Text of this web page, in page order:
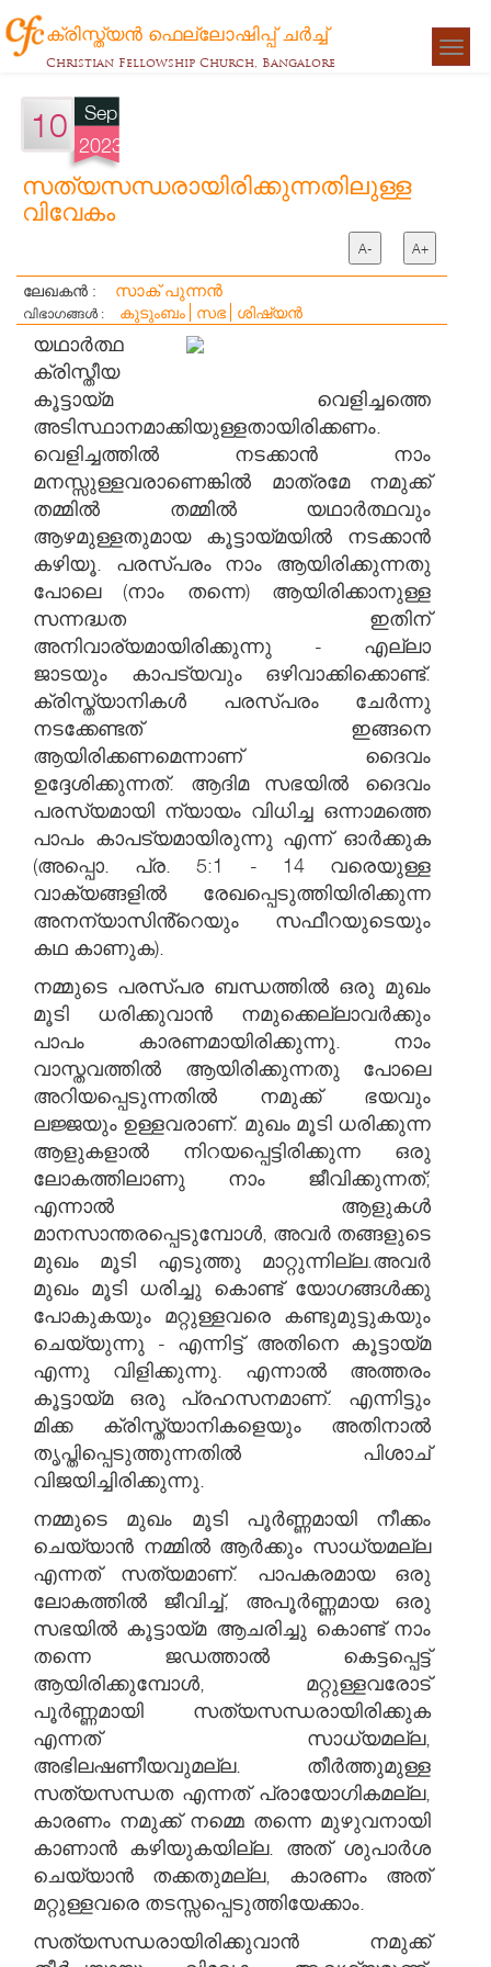
ക്രിസ്ത്യന്‍ ഫെല്ലോഷിപ്പ് ചര്‍ച്ച്
Christian Fellowship Church, Bangalore
10
Sep
2023
സത്യസന്ധരായിരിക്കുന്നതിലുള്ള
വിവേകം
A- A+
ലേഖകൻ : സാക് പുന്നൻ
വിഭാഗങ്ങൾ : കുടുംബം സഭ ശിഷ്യന്‍
യഥാർത്ഥ
ക്രിസ്തീയ
കൂട്ടായ്മ വെളിച്ചത്തെ
അടിസ്ഥാനമാക്കിയുള്ളതായിരിക്കണം.
വെളിച്ചത്തിൽ നടക്കാൻ നാം
മനസ്സുള്ളവരാണെങ്കിൽ മാത്രമേ നമുക്ക്
തമ്മിൽ തമ്മിൽ യഥാർത്ഥവും
ആഴമുള്ളതുമായ കൂട്ടായ്മയിൽ നടക്കാൻ
കഴിയൂ. പരസ്പരം നാം ആയിരിക്കുന്നതു
പോലെ (നാം തന്നെ) ആയിരിക്കാനുള്ള
സന്നദ്ധത ഇതിന്
അനിവാര്യമായിരിക്കുന്നു - എല്ലാ
ജാടയും കാപട്യവും ഒഴിവാക്കിക്കൊണ്ട്.
ക്രിസ്ത്യാനികൾ പരസ്പരം ചേർന്നു
നടക്കേണ്ടത് ഇങ്ങനെ
ആയിരിക്കണമെന്നാണ് ദൈവം
ഉദ്ദേശിക്കുന്നത്. ആദിമ സഭയിൽ ദൈവം
പരസ്യമായി ന്യായം വിധിച്ച ഒന്നാമത്തെ
പാപം കാപട്യമായിരുന്നു എന്ന് ഓർക്കുക
(അപ്പൊ. പ്ര. 5:1 - 14 വരെയുള്ള
വാക്യങ്ങളിൽ രേഖപ്പെടുത്തിയിരിക്കുന്ന
അനന്യാസിൻ്റെയും സഫീറയുടെയും
കഥ കാണുക).
നമ്മുടെ പരസ്പര ബന്ധത്തിൽ ഒരു മുഖം
മൂടി ധരിക്കുവാൻ നമുക്കെല്ലാവർക്കും
പാപം കാരണമായിരിക്കുന്നു. നാം
വാസ്തവത്തിൽ ആയിരിക്കുന്നതു പോലെ
അറിയപ്പെടുന്നതിൽ നമുക്ക് ഭയവും
ലജ്ജയും ഉള്ളവരാണ്. മുഖം മൂടി ധരിക്കുന്ന
ആളുകളാൽ നിറയപ്പെട്ടിരിക്കുന്ന ഒരു
ലോകത്തിലാണു നാം ജീവിക്കുന്നത്;
എന്നാൽ ആളുകൾ
മാനസാന്തരപ്പെടുമ്പോൾ, അവർ തങ്ങളുടെ
മുഖം മൂടി എടുത്തു മാറ്റുന്നില്ല.അവർ
മുഖം മൂടി ധരിച്ചു കൊണ്ട് യോഗങ്ങൾക്കു
പോകുകയും മറ്റുള്ളവരെ കണ്ടുമുട്ടുകയും
ചെയ്യുന്നു - എന്നിട്ട് അതിനെ കൂട്ടായ്മ
എന്നു വിളിക്കുന്നു. എന്നാൽ അത്തരം
കൂട്ടായ്മ ഒരു പ്രഹസനമാണ്. എന്നിട്ടും
മിക്ക ക്രിസ്ത്യാനികളെയും അതിനാൽ
തൃപ്തിപ്പെടുത്തുന്നതിൽ പിശാച്
വിജയിച്ചിരിക്കുന്നു.
നമ്മുടെ മുഖം മൂടി പൂർണ്ണമായി നീക്കം
ചെയ്യാൻ നമ്മിൽ ആർക്കും സാധ്യമല്ല
എന്നത് സത്യമാണ്. പാപകരമായ ഒരു
ലോകത്തിൽ ജീവിച്ച്, അപൂർണ്ണമായ ഒരു
സഭയിൽ കൂട്ടായ്മ ആചരിച്ചു കൊണ്ട് നാം
തന്നെ ജഡത്താൽ കെട്ടപ്പെട്ട്
ആയിരിക്കുമ്പോൾ, മറ്റുള്ളവരോട്
പൂർണ്ണമായി സത്യസന്ധരായിരിക്കുക
എന്നത് സാധ്യമല്ല,
അഭിലഷണീയവുമല്ല. തീർത്തുമുള്ള
സത്യസന്ധത എന്നത് പ്രായോഗികമല്ല,
കാരണം നമുക്ക് നമ്മെ തന്നെ മുഴുവനായി
കാണാൻ കഴിയുകയില്ല. അത് ശുപാർശ
ചെയ്യാൻ തക്കതുമല്ല, കാരണം അത്
മറ്റുള്ളവരെ തടസ്സപ്പെടുത്തിയേക്കാം.
സത്യസന്ധരായിരിക്കുവാൻ നമുക്ക്